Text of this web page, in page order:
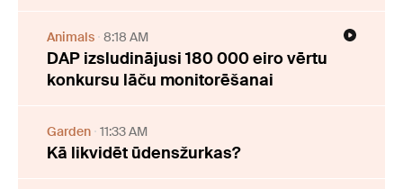
Animals 8:18 AM
DAP izsludinājusi 180 000 eiro vērtu
konkursu lāču monitorēšanai
Garden 11:33 AM
Kā likvidēt ūdensžurkas?